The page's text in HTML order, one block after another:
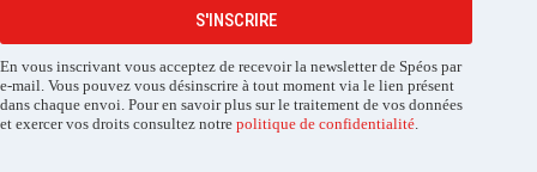
S'INSCRIRE
En vous inscrivant vous acceptez de recevoir la newsletter de Spéos par
e-mail. Vous pouvez vous désinscrire à tout moment via le lien présent
dans chaque envoi. Pour en savoir plus sur le traitement de vos données
et exercer vos droits consultez notre politique de confidentialité.